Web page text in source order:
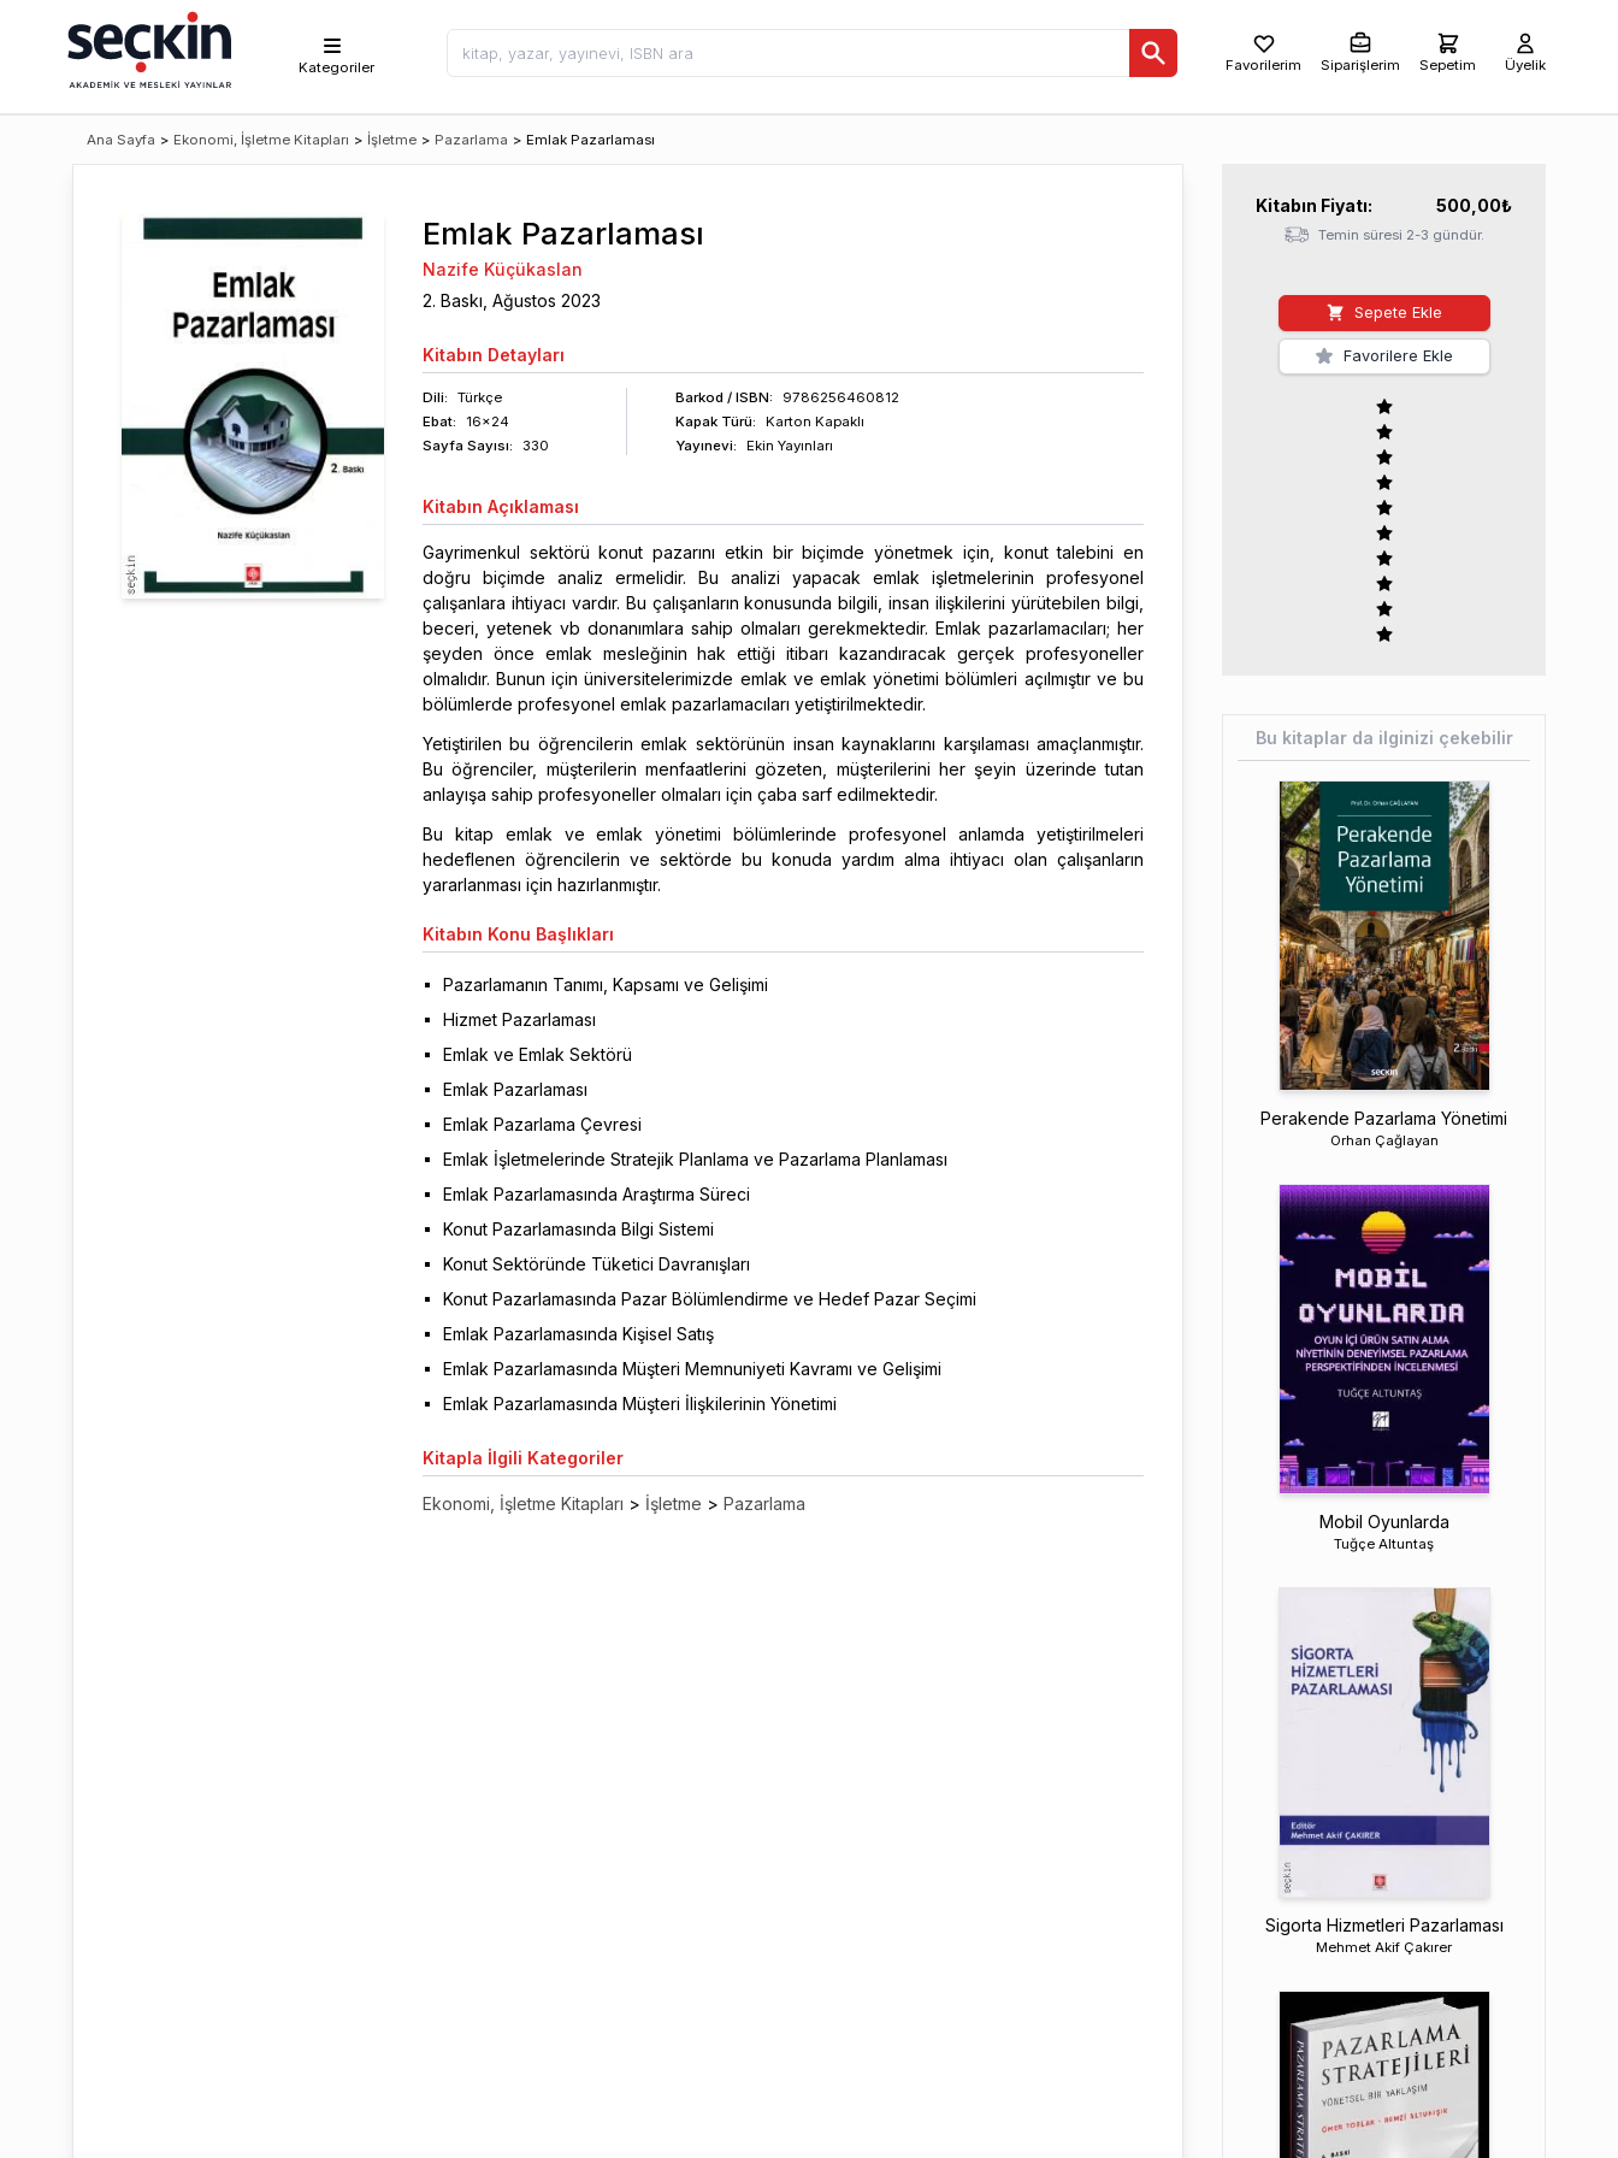
Kategoriler Favorilerim Siparişlerim Sepetim Üyelik
Ana Sayfa > Ekonomi, İşletme Kitapları > İşletme > Pazarlama > Emlak Pazarlaması
Emlak Pazarlaması
Nazife Küçükaslan
2. Baskı, Ağustos 2023
Kitabın Detayları
Dili:
Türkçe
Ebat:
16x24
Sayfa Sayısı: 330
Barkod / ISBN:
9786256460812
Kapak Türü:
Karton Kapaklı
Yayınevi:
Ekin Yayınları
Kitabın Açıklaması
Gayrimenkul sektörü konut pazarını etkin bir biçimde yönetmek için, konut talebini en
doğru biçimde analiz ermelidir. Bu analizi yapacak emlak işletmelerinin profesyonel
çalışanlara ihtiyacı vardır. Bu çalışanların konusunda bilgili, insan ilişkilerini yürütebilen bilgi,
beceri, yetenek vb donanımlara sahip olmaları gerekmektedir. Emlak pazarlamacıları; her
şeyden önce emlak mesleğinin hak ettiği itibarı kazandıracak gerçek profesyoneller
olmalıdır. Bunun için üniversitelerimizde emlak ve emlak yönetimi bölümleri açılmıştır ve bu
bölümlerde profesyonel emlak pazarlamacıları yetiştirilmektedir.
Yetiştirilen bu öğrencilerin emlak sektörünün insan kaynaklarını karşılaması amaçlanmıştır.
Bu öğrenciler, müşterilerin menfaatlerini gözeten, müşterilerini her şeyin üzerinde tutan
anlayışa sahip profesyoneller olmaları için çaba sarf edilmektedir.
Bu kitap emlak ve emlak yönetimi bölümlerinde profesyonel anlamda yetiştirilmeleri
hedeflenen öğrencilerin ve sektörde bu konuda yardım alma ihtiyacı olan çalışanların
yararlanması için hazırlanmıştır.
Kitabın Konu Başlıkları
Pazarlamanın Tanımı, Kapsamı ve Gelişimi
Hizmet Pazarlaması
Emlak ve Emlak Sektörü
Emlak Pazarlaması
Emlak Pazarlama Çevresi
Emlak İşletmelerinde Stratejik Planlama ve Pazarlama Planlaması
Emlak Pazarlamasında Araştırma Süreci
Konut Pazarlamasında Bilgi Sistemi
Konut Sektöründe Tüketici Davranışları
Konut Pazarlamasında Pazar Bölümlendirme ve Hedef Pazar Seçimi
Emlak Pazarlamasında Kişisel Satış
Emlak Pazarlamasında Müşteri Memnuniyeti Kavramı ve Gelişimi
Emlak Pazarlamasında Müşteri İlişkilerinin Yönetimi
Kitapla İlgili Kategoriler
Ekonomi, İşletme Kitapları > İşletme > Pazarlama
Kitabın Fiyatı: 500,00₺
Temin süresi 2-3 gündür.
Sepete Ekle
Favorilere Ekle
Bu kitaplar da ilginizi çekebilir
Perakende Pazarlama Yönetimi
Orhan Çağlayan
Mobil Oyunlarda
Tuğçe Altuntaş
Sigorta Hizmetleri Pazarlaması
Mehmet Akif Çakırer